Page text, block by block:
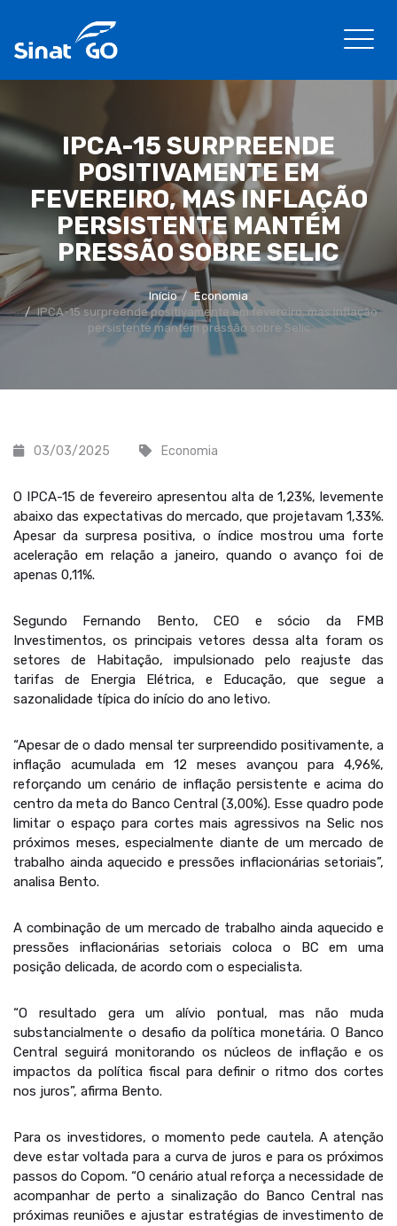
IPCA-15 SURPREENDE
POSITIVAMENTE EM
FEVEREIRO, MAS INFLAÇÃO
PERSISTENTE MANTÉM
PRESSÃO SOBRE SELIC
Início
Economia
IPCA-15 surpreende positivamente em fevereiro, mas inflação
persistente mantém pressão sobre Selic
03/03/2025 Economia
O IPCA-15 de fevereiro apresentou alta de 1,23%, levemente
abaixo das expectativas do mercado, que projetavam 1,33%.
Apesar da surpresa positiva, o índice mostrou uma forte
aceleração em relação a janeiro, quando o avanço foi de
apenas 0,11%.
Segundo Fernando Bento, CEO e sócio da FMB
Investimentos, os principais vetores dessa alta foram os
setores de Habitação, impulsionado pelo reajuste das
tarifas de Energia Elétrica, e Educação, que segue a
sazonalidade típica do início do ano letivo.
“Apesar de o dado mensal ter surpreendido positivamente, a
inflação acumulada em 12 meses avançou para 4,96%,
reforçando um cenário de inflação persistente e acima do
centro da meta do Banco Central (3,00%). Esse quadro pode
limitar o espaço para cortes mais agressivos na Selic nos
próximos meses, especialmente diante de um mercado de
trabalho ainda aquecido e pressões inflacionárias setoriais”,
analisa Bento.
A combinação de um mercado de trabalho ainda aquecido e
pressões inflacionárias setoriais coloca o BC em uma
posição delicada, de acordo com o especialista.
“O resultado gera um alívio pontual, mas não muda
substancialmente o desafio da política monetária. O Banco
Central seguirá monitorando os núcleos de inflação e os
impactos da política fiscal para definir o ritmo dos cortes
nos juros”, afirma Bento.
Para os investidores, o momento pede cautela. A atenção
deve estar voltada para a curva de juros e para os próximos
passos do Copom. “O cenário atual reforça a necessidade de
acompanhar de perto a sinalização do Banco Central nas
próximas reuniões e ajustar estratégias de investimento de